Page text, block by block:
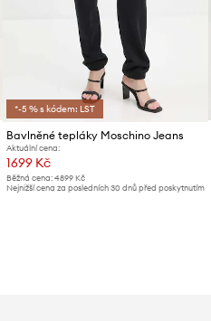
*-5 % s kódem: LST
Bavlněné tepláky Moschino Jeans
Aktuální cena:
1699 Kč
Běžná cena: 4899 Kč
Nejnižší cena za posledních 30 dnů před poskytnutím